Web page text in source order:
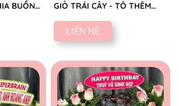
BUỒN
GIỎ TRÁI CÂY - TÔ THÊM
SẮC NGỌT
LIÊN HỆ